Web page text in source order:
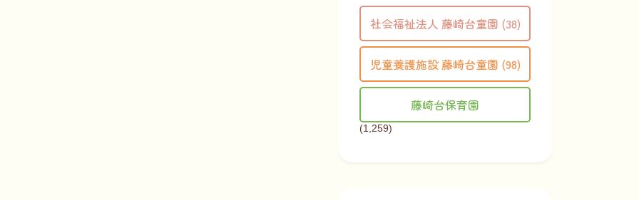
社会福祉法人 藤崎台童園 (38)
児童養護施設 藤崎台童園 (98)
藤崎台保育園
(1,259)